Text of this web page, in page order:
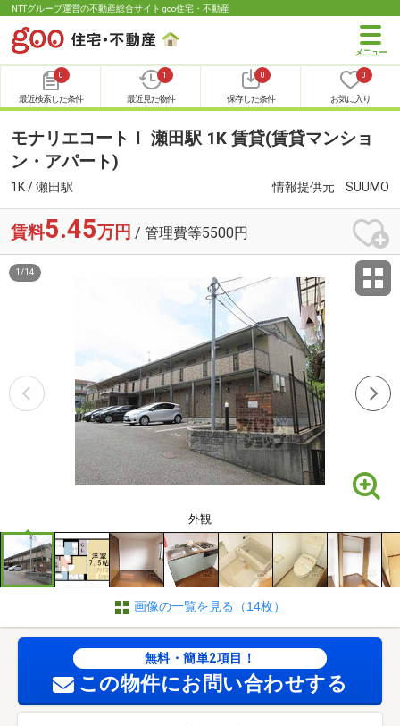
NTTグループ運営の不動産総合サイト goo住宅・不動産
0
最近検索した条件
1
最近見た物件
0
保存した条件
0
お気に入り
モナリエコートＩ 瀬田駅 1K 賃貸(賃貸マンショ
ン・アパート)
1K / 瀬田駅 情報提供元 SUUMO
賃料5.45万円 / 管理費等5500円
外観
1 /14
画像の一覧を見る（14枚）
無料・簡単2項目！
この物件にお問い合わせする